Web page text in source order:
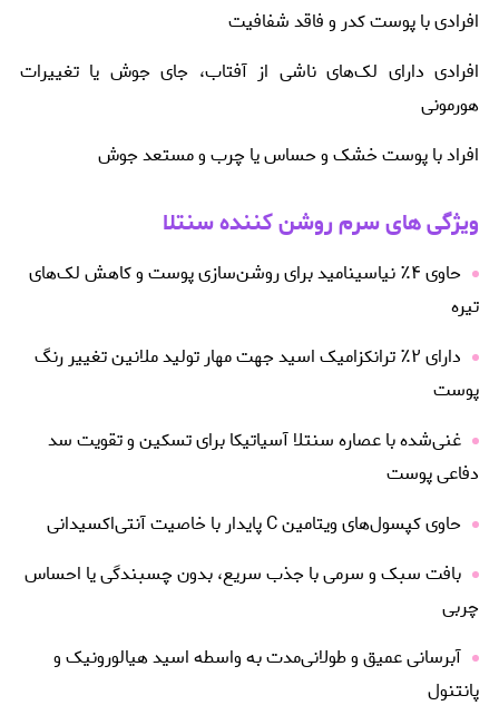
افرادی با پوست کدر و فاقد شفافیت
افرادی دارای لک‌های ناشی از آفتاب، جای جوش یا تغییرات
هورمونی
افراد با پوست خشک و حساس یا چرب و مستعد جوش
ویژگی های سرم روشن کننده سنتلا
حاوی ۴٪ نیاسینامید برای روشن‌سازی پوست و کاهش لک‌های
تیره
دارای ۲٪ ترانکزامیک اسید جهت مهار تولید ملانین تغییر رنگ
پوست
غنی‌شده با عصاره سنتلا آسیاتیکا برای تسکین و تقویت سد
دفاعی پوست
حاوی کپسول‌های ویتامین C پایدار با خاصیت آنتی‌اکسیدانی
بافت سبک و سرمی با جذب سریع، بدون چسبندگی یا احساس
چربی
آبرسانی عمیق و طولانی‌مدت به واسطه اسید هیالورونیک و
پانتنول